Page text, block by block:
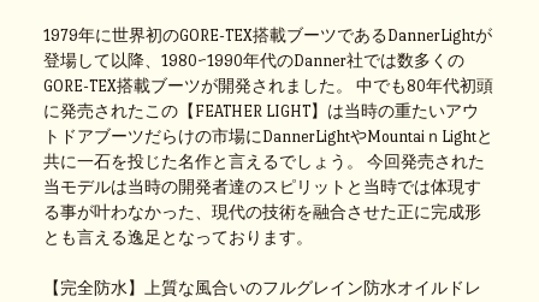
1979年に世界初のGORE-TEX搭載ブーツであるDannerLightが
登場して以降、1980~1990年代のDanner社では数多くの
GORE-TEX搭載ブーツが開発されました。 中でも80年代初頭
に発売されたこの【FEATHER LIGHT】は当時の重たいアウ
トドアブーツだらけの市場にDannerLightやMountaiｎLightと
共に一石を投じた名作と言えるでしょう。 今回発売された
当モデルは当時の開発者達のスピリットと当時では体現す
る事が叶わなかった、現代の技術を融合させた正に完成形
とも言える逸足となっております。
【完全防水】上質な風合いのフルグレイン防水オイルドレ